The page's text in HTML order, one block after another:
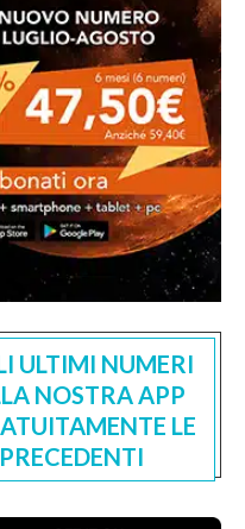
ULTIMI NUMERI
NOSTRA APP
LE